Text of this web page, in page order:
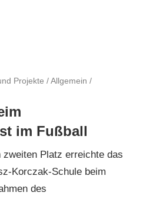
Projekte /Allgemein /
im Fußball
zweiten Platz erreichte das
Korczak-Schule beim
des